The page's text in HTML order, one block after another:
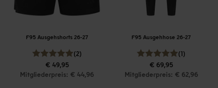
F95 Ausgehshorts 26-27
(2)
€ 49,95
Mitgliederpreis: € 44,96
F95 Ausgehhose 26-27
(1)
€ 69,95
Mitgliederpreis: € 62,96